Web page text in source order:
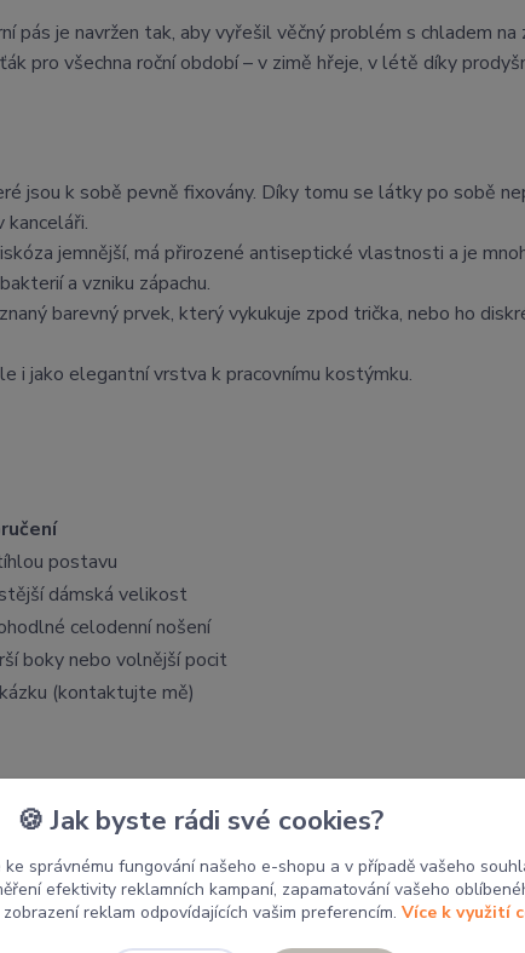
pás je navržen tak, aby vyřešil věčný problém s chladem na
pro všechna roční období – v zimě hřeje, v létě díky
jsou k sobě pevně fixovány. Díky tomu se látky po sobě
kanceláři.
jemnější, má přirozené antiseptické vlastnosti a je
a vzniku zápachu.
barevný prvek, který vykukuje zpod trička, nebo ho
i jako elegantní vrstva k pracovnímu kostýmku.
postavu
dámská velikost
celodenní nošení
boky nebo volnější pocit
(kontaktujte mě)
doporučuji zvolit u bambusového pásu tu větší pro
🍪 Jak byste rádi své cookies?
ke správnému fungování našeho e-shopu a v případě vašeho
efektivity reklamních kampaní, zapamatování vašeho
reklam odpovídajících vašim preferencím. Více k využití